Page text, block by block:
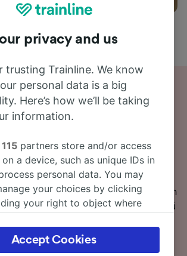
Ávila - Burgos
z Ávila do Burgos
o cestě vlakem z Ávila do Burgos?
trase z Ávila do Burgos obvykle trvá
spoji to může být už 20 h
trase můžete očekávat 5 vlaků
mezi Ávila a Burgos,nejezdí
po cestě do Burgos. vás čeká 3
privacy and us
trusting Trainline. We know
personal data is a big
Here’s how we’ll be taking
information.
115 partners store and/or access
a device, such as unique IDs in
personal data. You may
your choices by clicking
your right to object where
page. These choices will be
our partners and will not affect
Accept Cookies